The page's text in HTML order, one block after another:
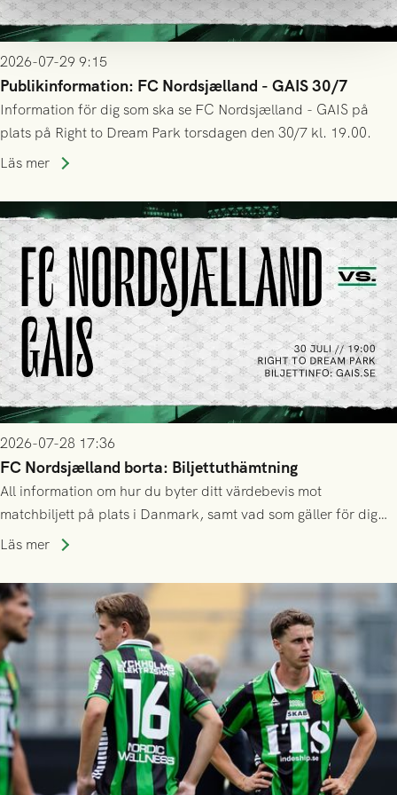
2026-07-29 9:15
Publikinformation: FC Nordsjælland - GAIS 30/7
Information för dig som ska se FC Nordsjælland - GAIS på
plats på Right to Dream Park torsdagen den 30/7 kl. 19.00.
Läs mer
2026-07-28 17:36
FC Nordsjælland borta: Biljettuthämtning
All information om hur du byter ditt värdebevis mot
matchbiljett på plats i Danmark, samt vad som gäller för dig
som står på reservlista eller fått förhinder.
Läs mer